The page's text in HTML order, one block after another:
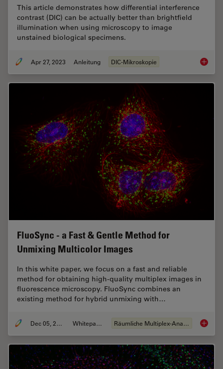
This article demonstrates how differential interference
contrast (DIC) can be actually better than brightfield
illumination when using microscopy to image
unstained biological specimens.
Apr 27, 2023 Anleitung DIC-Mikroskopie
FluoSync - a Fast & Gentle Method for
Unmixing Multicolor Images
In this white paper, we focus on a fast and reliable
method for obtaining high-quality multiplex images in
fluorescence microscopy. FluoSync combines an
existing method for hybrid unmixing with…
Dec 05, 2022 Whitepaper Räumliche Multiplex-Analyse